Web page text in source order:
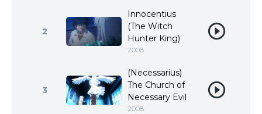
2
Innocentius
(The Witch
Hunter King)
2008
3
(Necessarius)
The Church of
Necessary Evil
2008